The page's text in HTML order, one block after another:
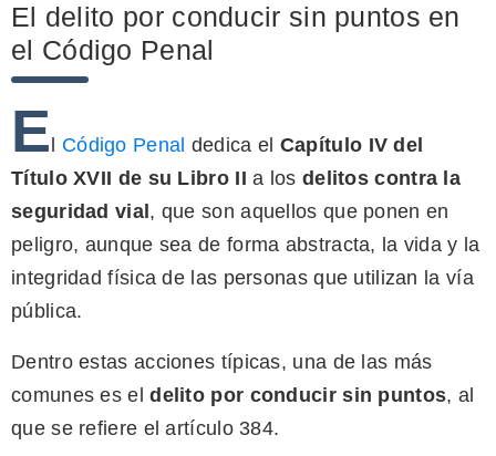
El delito por conducir sin puntos en
el Código Penal
E Código Penal dedica el Capítulo IV del
Título XVII de su Libro IIa los delitos contra la
seguridad vial , que son aquellos que ponen en
peligro, aunque sea de forma abstracta, la vida y la
integridad física de las personas que utilizan la vía
pública.
Dentro estas acciones típicas, una de las más
comunes es eldelito por conducir sin puntos, al
que se refiere el artículo 384.